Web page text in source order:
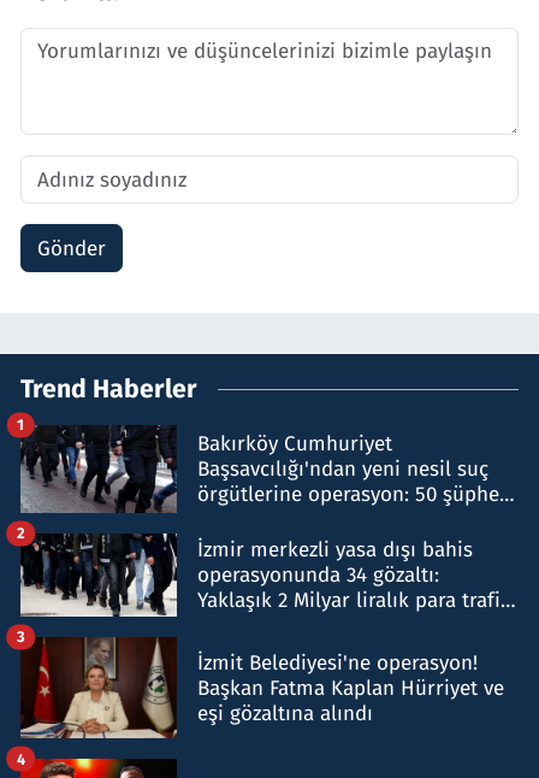
Gönder
Trend Haberler
Bakırköy Cumhuriyet
Başsavcılığı'ndan yeni nesil suç
örgütlerine operasyon: 50 şüpheli
1
İzmir merkezli yasa dışı bahis
operasyonunda 34 gözaltı:
Yaklaşık 2 Milyar liralık para trafiği
2
İzmit Belediyesi'ne operasyon!
Başkan Fatma Kaplan Hürriyet ve
eşi gözaltına alındı
3
4